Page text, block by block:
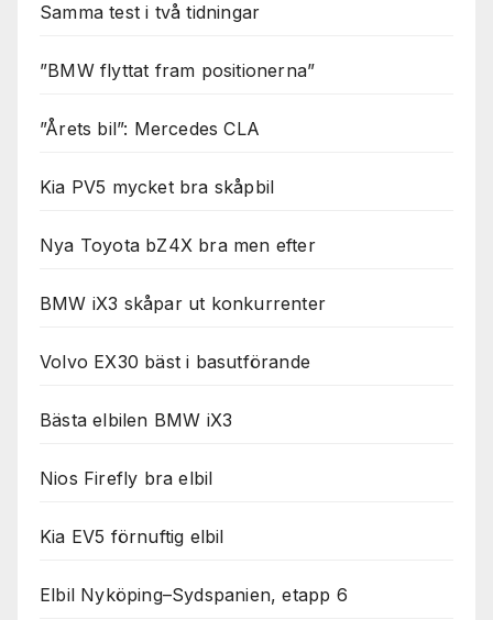
Samma test i två tidningar
”BMW flyttat fram positionerna”
”Årets bil”: Mercedes CLA
Kia PV5 mycket bra skåpbil
Nya Toyota bZ4X bra men efter
BMW iX3 skåpar ut konkurrenter
Volvo EX30 bäst i basutförande
Bästa elbilen BMW iX3
Nios Firefly bra elbil
Kia EV5 förnuftig elbil
Elbil Nyköping–Sydspanien, etapp 6